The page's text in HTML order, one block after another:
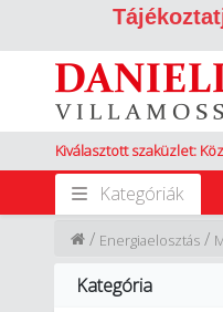
Kiválasztott szaküzlet:
Kategóriák
/
Energiaelosztás
/
Kategória